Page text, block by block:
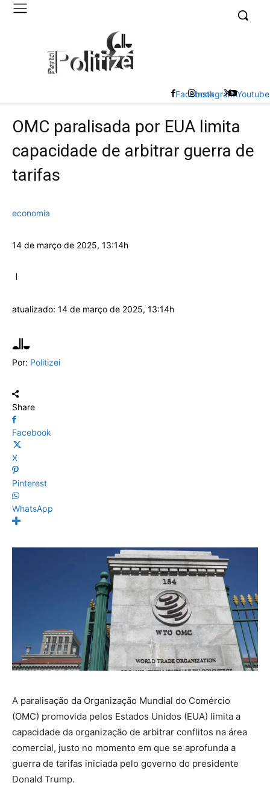
FacebookInstagramXYoutube
OMC paralisada por EUA limita
capacidade de arbitrar guerra de
tarifas
economia
14 de março de 2025, 13:14h
atualizado: 14 de março de 2025, 13:14h
Por: Politizei
Share
Facebook
X
Pinterest
WhatsApp
A paralisação da Organização Mundial do Comércio
(OMC) promovida pelos Estados Unidos (EUA) limita a
capacidade da organização de arbitrar conflitos na área
comercial, justo no momento em que se aprofunda a
guerra de tarifas iniciada pelo governo do presidente
Donald Trump.